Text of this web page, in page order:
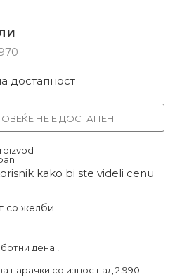
достапност
НЕ Е ДОСТАПЕН
kako bi ste videli cenu
со желби
дена !
нарачки со износ над 2.990